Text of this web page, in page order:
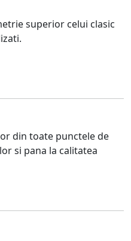
superior celui clasic
din toate punctele de
si pana la calitatea